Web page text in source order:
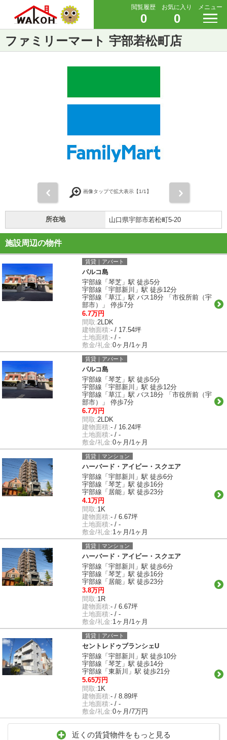
閲覧履歴
0
お気に入り
0
メニュー
ファミリーマート 宇部若松町店
画像タップで拡大表示【1/1】
所在地 山口県宇部市若松町5-20
施設周辺の物件
賃貸｜アパート
パルコ島
宇部線「琴芝」駅 徒歩5分
宇部線「宇部新川」駅 徒歩12分
宇部線「草江」駅 バス18分 「市役所前（宇
部市）」 停歩7分
6.7万円
間取:2LDK
建物面積:- / 17.54坪
土地面積:- / -
敷金/礼金:0ヶ月/1ヶ月
賃貸｜アパート
パルコ島
宇部線「琴芝」駅 徒歩5分
宇部線「宇部新川」駅 徒歩12分
宇部線「草江」駅 バス18分 「市役所前（宇
部市）」 停歩7分
6.7万円
間取:2LDK
建物面積:- / 16.24坪
土地面積:- / -
敷金/礼金:0ヶ月/1ヶ月
賃貸｜マンション
ハーバード・アイビー・スクエア
宇部線「宇部新川」駅 徒歩6分
宇部線「琴芝」駅 徒歩16分
宇部線「居能」駅 徒歩23分
4.1万円
間取:1K
建物面積:- / 6.67坪
土地面積:- / -
敷金/礼金:1ヶ月/1ヶ月
賃貸｜マンション
ハーバード・アイビー・スクエア
宇部線「宇部新川」駅 徒歩6分
宇部線「琴芝」駅 徒歩16分
宇部線「居能」駅 徒歩23分
3.8万円
間取:1R
建物面積:- / 6.67坪
土地面積:- / -
敷金/礼金:1ヶ月/1ヶ月
賃貸｜アパート
セントレドゥブランシェU
宇部線「宇部新川」駅 徒歩10分
宇部線「琴芝」駅 徒歩14分
宇部線「東新川」駅 徒歩21分
5.65万円
間取:1K
建物面積:- / 8.89坪
土地面積:- / -
敷金/礼金:0ヶ月/7万円
近くの賃貸物件をもっと見る